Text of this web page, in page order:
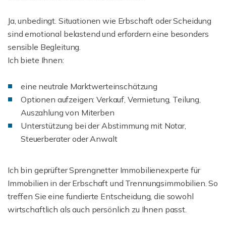
Ja, unbedingt. Situationen wie Erbschaft oder Scheidung
sind emotional belastend und erfordern eine besonders
sensible Begleitung.
Ich biete Ihnen:
eine neutrale Marktwerteinschätzung
Optionen aufzeigen: Verkauf, Vermietung, Teilung,
Auszahlung von Miterben
Unterstützung bei der Abstimmung mit Notar,
Steuerberater oder Anwalt
Ich bin geprüfter Sprengnetter Immobilienexperte für
Immobilien in der Erbschaft und Trennungsimmobilien. So
treffen Sie eine fundierte Entscheidung, die sowohl
wirtschaftlich als auch persönlich zu Ihnen passt.